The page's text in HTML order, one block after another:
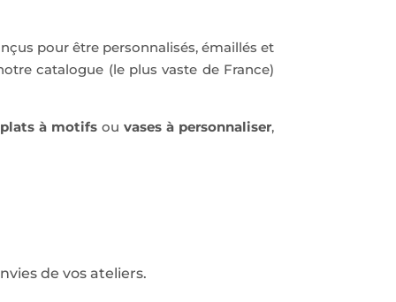
pour être personnalisés, émaillés et
catalogue (le plus vaste de France)
plats à motifsou vases à personnaliser,
de vos ateliers.